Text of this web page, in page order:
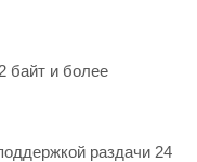
байт и более
раздачи 24